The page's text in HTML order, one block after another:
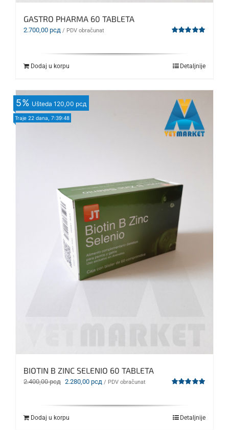
GASTRO PHARMA 60 TABLETA
2.700,00 рсд / PDV obračunat
Dodaj u korpu Detaljnije
5% Ušteda 120,00 рсд
Traje 22 dana, 7:39:46
BIOTIN B ZINC SELENIO 60 TABLETA
2.400,00рсд Originalna
2.400,00 рсд.
2.280,00 рсд Trenutna
/ PDV obračunat
Dodaj u korpu Detaljnije